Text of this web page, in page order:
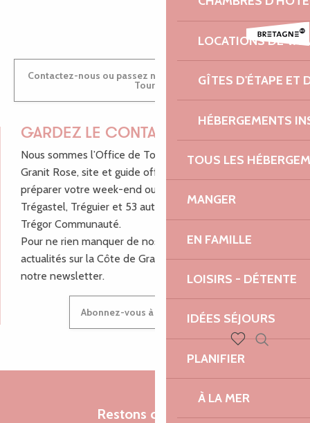
LOCATIONS DE
GÎTES D'ÉTAPE ET
HÉBERGEMENTS
TOUS LES
MANGER
EN FAMILLE
LOISIRS - DÉTENTE
IDÉES SÉJOURS
PLANIFIER
À LA MER
Voir les favoris
ANTOINE
Contactez-nous ou passez nous voir dans nos Offices de
Tourisme
GARDEZ LE CONTACT !
Nous sommes l’Office de Tourisme Bretagne - Côte de
Granit Rose, site et guide officiel pour vous aider à
préparer votre week-end ou vos vacances à Lannion,
Trégastel, Tréguier et 53 autres communes de Lannion-
Trégor Communauté.
Pour ne rien manquer de nos bons plans et nos
actualités sur la Côte de Granit Rose, inscrivez-vous à
notre newsletter.
Abonnez-vous à notre newsletter
Restons connectés